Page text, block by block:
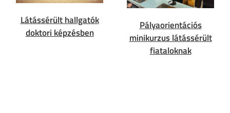
Látássérült hallgatók
doktori képzésben
Pályaorientációs
minikurzus látássérült
fiataloknak